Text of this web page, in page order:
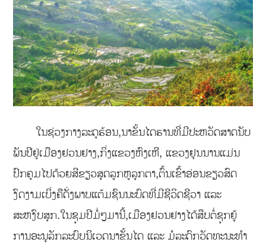
ໃນຊ່ວງກາງລະດູຮ້ອນ,ນາຂັ້ນໄດຮານທີ່ມີປະຫວັດສາດນັບ
ພັນປີຢູ່ເມືອງຢວນຢາງ,ກິ່ງແຂວງຫົງເຫີ, ແຂວງຢຸນນານແມ່ນ
ປົກຄຸມໄປດ້ວຍສີຂຽວສຸດລູກຫູລູກຕາ,ຕົ້ນເຂົ້າອ່ອນຂຽວສົດ
ງົດງາມເບິ່ງຄືດັ່ງພາບແຕ້ມຊົນນະບົດທີ່ມີຊີວິດຊີວາ ແລະ
ສະຫງົບສຸກ.ໃນຊຸມປີມໍ່ໆມານີ້,ເມືອງຢວນຢາງໄດ້ສືບຕໍ່ຊຸກຍູ້
ການອະນຸລັກລະບົບນິເວດນາຂັ້ນໄດ ແລະ ມໍລະດົກວັດທະນະທຳ